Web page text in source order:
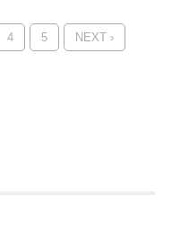
4 5 NEXT ›